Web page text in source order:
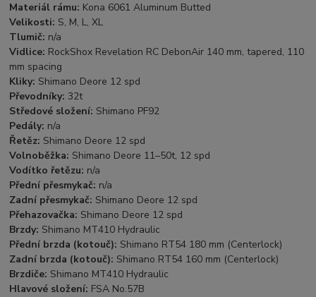
Materiál rámu: Kona 6061 Aluminum Butted
Velikosti: S, M, L, XL
Tlumič: n/a
Vidlice: RockShox Revelation RC DebonAir 140 mm, tapered, 110
mm spacing
Kliky: Shimano Deore 12 spd
Převodníky: 32t
Středové složení: Shimano PF92
Pedály: n/a
Řetěz: Shimano Deore 12 spd
Volnoběžka: Shimano Deore 11–50t, 12 spd
Vodítko řetězu: n/a
Přední přesmykač: n/a
Zadní přesmykač: Shimano Deore 12 spd
Přehazovačka: Shimano Deore 12 spd
Brzdy: Shimano MT410 Hydraulic
Přední brzda (kotouč): Shimano RT54 180 mm (Centerlock)
Zadní brzda (kotouč): Shimano RT54 160 mm (Centerlock)
Brzdiče: Shimano MT410 Hydraulic
Hlavové složení: FSA No.57B